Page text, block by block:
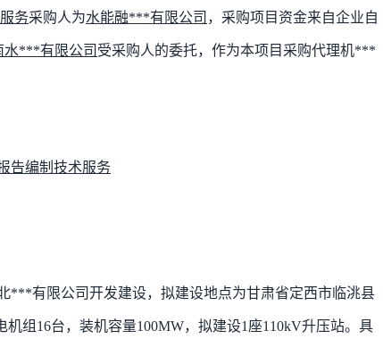
务采购人为水能融***有限公司 ，采购项目资金来自企业自
水***有限公司 受采购人的委托，作为本项目采购代理机***
告编制技术服务
***有限公司开发建设，拟建设地点为甘肃省定西市临洮县
组16台，装机容量100MW，拟建设1座110kV升压站。具